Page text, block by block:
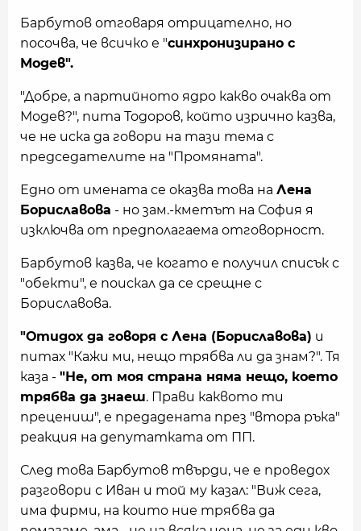
Барбутов отговаря отрицателно, но
посочва, че всичко е "синхронизирано с
Модев".
"Добре, а партийното ядро какво очаква от
Модев?", пита Тодоров, който изрично казва,
че не иска да говори на тази тема с
председателите на "Промяната".
Едно от имената се оказва това на Лена
Бориславова - но зам.-кметът на София я
изключва от предполагаема отговорност.
Барбутов казва, че когато е получил списък с
"обекти", е поискал да се срещне с
Бориславова.
"Отидох да говоря с Лена (Бориславова) и
питах "Кажи ми, нещо трябва ли да знам?". Тя
каза - "Не, от моя страна няма нещо, което
трябва да знаеш. Прави каквото ти
прецениш", е предадената през "втора ръка"
реакция на депутатката от ПП.
След това Барбутов твърди, че е проведох
разговори с Иван и той му казал: "Виж сега,
има фирми, на които ние трябва да